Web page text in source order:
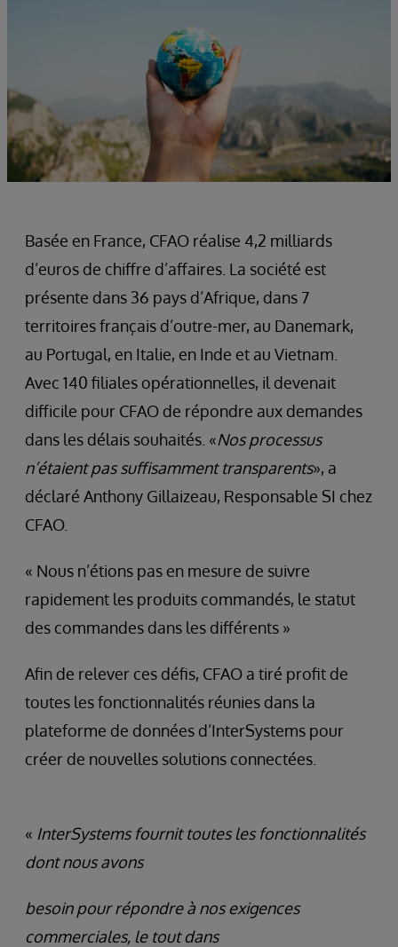
Basée en France, CFAO réalise 4,2 milliards
d’euros de chiffre d’affaires. La société est
présente dans 36 pays d’Afrique, dans 7
territoires français d’outre-mer, au Danemark,
au Portugal, en Italie, en Inde et au Vietnam.
Avec 140 filiales opérationnelles, il devenait
difficile pour CFAO de répondre aux demandes
dans les délais souhaités. «Nos processus
n’étaient pas suffisamment transparents», a
déclaré Anthony Gillaizeau, Responsable SI chez
CFAO.
« Nous n’étions pas en mesure de suivre
rapidement les produits commandés, le statut
des commandes dans les différents »
Afin de relever ces défis, CFAO a tiré profit de
toutes les fonctionnalités réunies dans la
plateforme de données d’InterSystems pour
créer de nouvelles solutions connectées.
« InterSystems fournit toutes les fonctionnalités
dont nous avons
besoin pour répondre à nos exigences
commerciales, le tout dans